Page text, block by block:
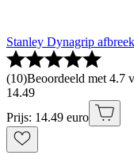
Stanley Dynagrip
(10)Beoordeeld met 4.7
14.49
Prijs: 14.49 euro